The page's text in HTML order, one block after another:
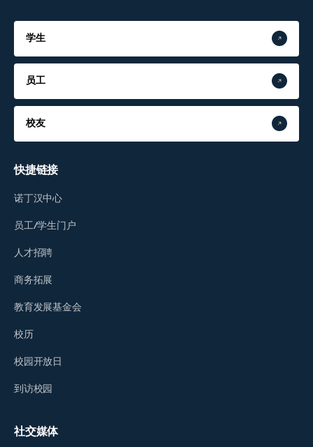
学生
员工
校友
快捷链接
诺丁汉中心
员工/学生门户
人才招聘
商务拓展
教育发展基金会
校历
校园开放日
到访校园
社交媒体